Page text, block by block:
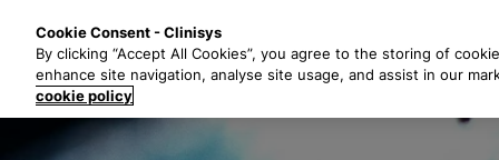
e
Cookie Consent - Clinisys
By clicking “Accept All Cookies”, you agree to the storing of
enhance site navigation, analyse site usage, and assist in our
cookie policy